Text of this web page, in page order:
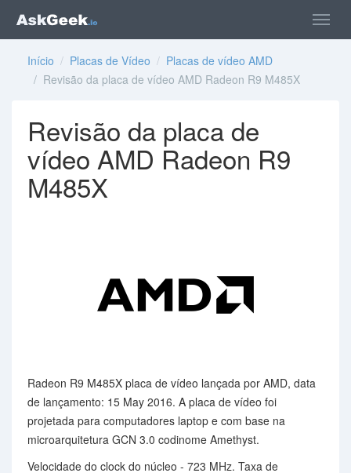
Início / Placas de Vídeo / Placas de vídeo AMD
/ Revisão da placa de vídeo AMD Radeon R9 M485X
Revisão da placa de
vídeo AMD Radeon R9
M485X
Radeon R9 M485X placa de vídeo lançada por AMD, data
de lançamento: 15 May 2016. A placa de vídeo foi
projetada para computadores laptop e com base na
microarquitetura GCN 3.0 codinome Amethyst.
Velocidade do clock do núcleo - 723 MHz. Taxa de